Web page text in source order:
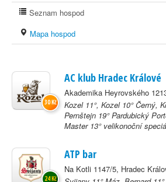
Seznam hospod
Mapa hospod
AC klub Hradec Králové
Akademika Heyrovského
Kozel 11°, Kozel 10° Černý,
Pernštejn 19° Pardubický
Master 13° velikonoční
30 Kč
ATP bar
Na Kotli 1147/5, Hradec
24 Kč